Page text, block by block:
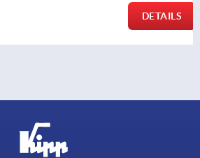
DETAILS